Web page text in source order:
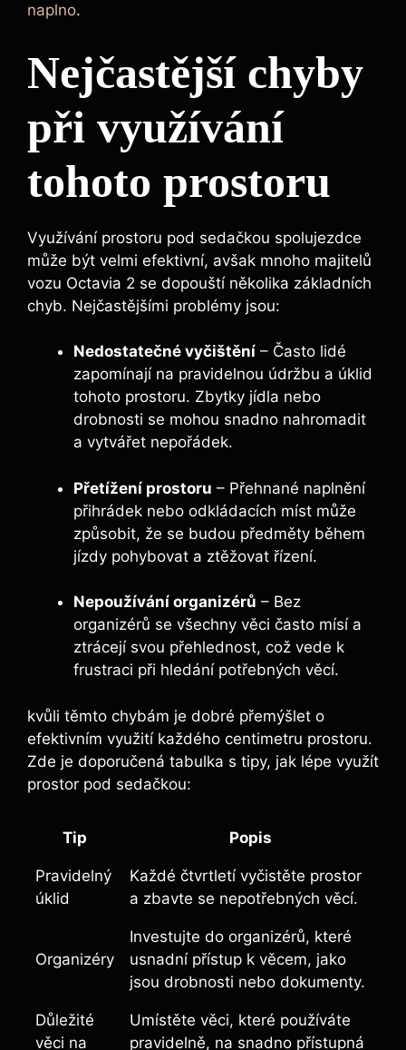
naplno.
Nejčastější chyby
při využívání
tohoto prostoru
Využívání prostoru pod sedačkou spolujezdce
může být velmi efektivní, avšak mnoho majitelů
vozu Octavia 2 se dopouští několika základních
chyb. Nejčastějšími problémy jsou:
Nedostatečné vyčištění – Často lidé
zapomínají na pravidelnou údržbu a úklid
tohoto prostoru. Zbytky jídla nebo
drobnosti se mohou snadno nahromadit
a vytvářet nepořádek.
Přetížení prostoru – Přehnané naplnění
přihrádek nebo odkládacích míst může
způsobit, že se budou předměty během
jízdy pohybovat a ztěžovat řízení.
Nepoužívání organizérů – Bez
organizérů se všechny věci často mísí a
ztrácejí svou přehlednost, což vede k
frustraci při hledání potřebných věcí.
kvůli těmto chybám je dobré přemýšlet o
efektivním využití každého centimetru prostoru.
Zde je doporučená tabulka s tipy, jak lépe využít
prostor pod sedačkou:
Tip Popis
Pravidelný
úklid
Každé čtvrtletí vyčistěte prostor
a zbavte se nepotřebných věcí.
Organizéry
Investujte do organizérů, které
usnadní přístup k věcem, jako
jsou drobnosti nebo dokumenty.
Důležité
věci na
Umístěte věci, které používáte
pravidelně, na snadno přístupná